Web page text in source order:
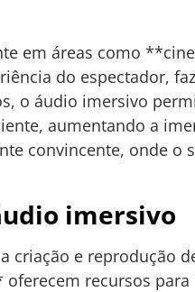
em áreas como
do espectador,
o áudio imersivo
aumentando a
convincente, onde o
imersivo
criação e reprodução
recursos para